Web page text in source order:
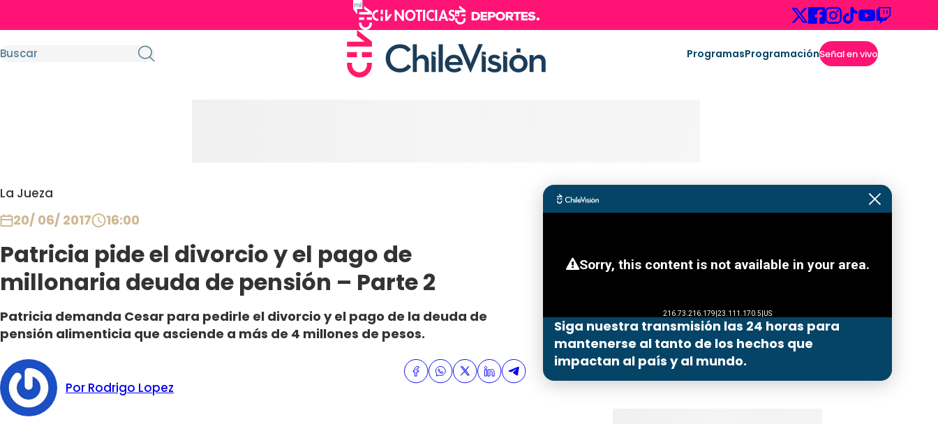
ProgramasProgramaciónSeñal en vivo
La Jueza
20/ 06/ 2017 16:00
Patricia pide el divorcio y el pago de
millonaria deuda de pensión – Parte 2
Patricia demanda Cesar para pedirle el divorcio y el pago de la deuda de
pensión alimenticia que asciende a más de 4 millones de pesos.
Por Rodrigo Lopez
Siga nuestra transmisión las 24 horas para
mantenerse al tanto de los hechos que
impactan al país y al mundo.